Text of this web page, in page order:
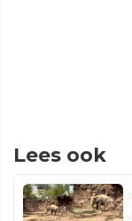
Lees ook